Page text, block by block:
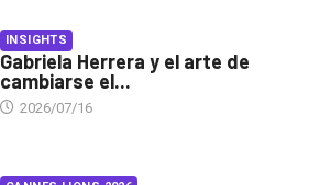
INSIGHTS
Gabriela Herrera y el arte de
cambiarse el...
2026/07/16